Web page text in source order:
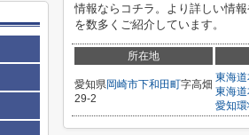
情報ならコチラ。より詳しい情
を数多くご紹介しています。
所在地
愛知県岡崎市下和田町字高畑
29-2
東海道
東海道
愛知